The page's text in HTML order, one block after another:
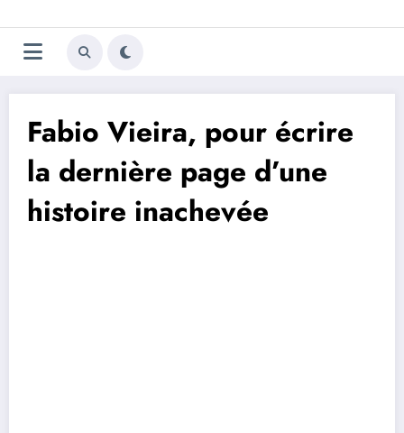
au
contenu
Trivela
L'actualité du football
Fabio Vieira, pour écrire
la dernière page d’une
histoire inachevée